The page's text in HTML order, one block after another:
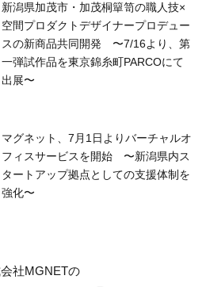
新潟県加茂市・加茂桐簞笥の職人技×
空間プロダクトデザイナープロデュー
スの新商品共同開発 〜7/16より、第
一弾試作品を東京錦糸町PARCOにて
出展〜
マグネット、7月1日よりバーチャルオ
フィスサービスを開始 〜新潟県内ス
タートアップ拠点としての支援体制を
強化〜
社MGNETの